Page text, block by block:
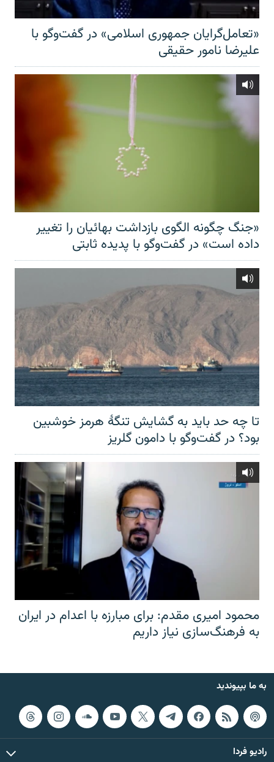
«تعامل‌گرایان جمهوری اسلامی» در گفت‌وگو با
علیرضا نامور حقیقی
«جنگ چگونه الگوی بازداشت بهائیان را تغییر
داده است» در گفت‌وگو با پدیده ثابتی
تا چه حد باید به گشایش تنگهٔ هرمز خوشبین
بود؟ در گفت‌وگو با دامون گلریز
محمود امیری مقدم: برای مبارزه با اعدام در ایران
به فرهنگ‌سازی نیاز داریم
به ما بپیوندید
رادیو فردا